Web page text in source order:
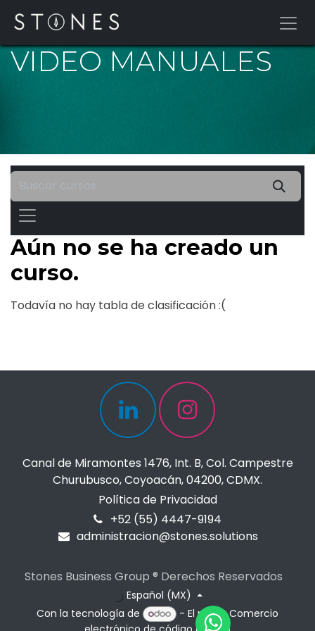
Ir al contenido
VIDEO MANUALES
Todavía no hay tabla de clasificación :(
Aún no se ha creado un
curso.
Canal de Miramontes 1476, Int. B, Col. Campestre
Churubusco, Coyoacán, 04200, CDMX.
Política de Privacidad
+52 (55) 4447-9194
administracion@stones.solutions
Stones Business Group ® Derechos Reservados
Español (MX)
Con la tecnología de
- El mejorComercio